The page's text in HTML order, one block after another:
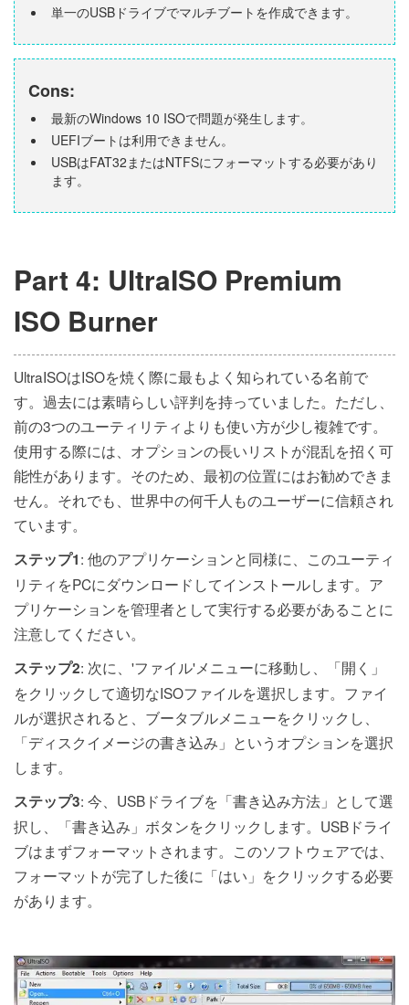
単一のUSBドライブでマルチブートを作成できます。
Cons:
最新のWindows 10 ISOで問題が発生します。
UEFIブートは利用できません。
USBはFAT32またはNTFSにフォーマットする必要があり
ます。
Part 4: UltraISO Premium
ISO Burner
UltraISOはISOを焼く際に最もよく知られている名前で
す。過去には素晴らしい評判を持っていました。ただし、
前の3つのユーティリティよりも使い方が少し複雑です。
使用する際には、オプションの長いリストが混乱を招く可
能性があります。そのため、最初の位置にはお勧めできま
せん。それでも、世界中の何千人ものユーザーに信頼され
ています。
ステップ1: 他のアプリケーションと同様に、このユーティ
リティをPCにダウンロードしてインストールします。ア
プリケーションを管理者として実行する必要があることに
注意してください。
ステップ2: 次に、'ファイル'メニューに移動し、「開く」
をクリックして適切なISOファイルを選択します。ファイ
ルが選択されると、ブータブルメニューをクリックし、
「ディスクイメージの書き込み」というオプションを選択
します。
ステップ3: 今、USBドライブを「書き込み方法」として選
択し、「書き込み」ボタンをクリックします。USBドライ
ブはまずフォーマットされます。このソフトウェアでは、
フォーマットが完了した後に「はい」をクリックする必要
があります。